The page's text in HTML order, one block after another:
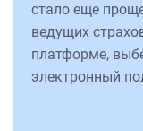
стало еще
ведущих
платформе,
электронный